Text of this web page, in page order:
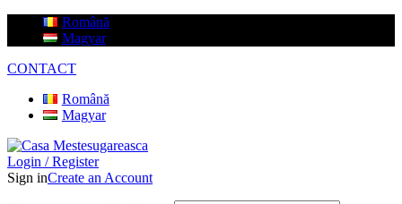
Română
Magyar
CONTACT
Română
Magyar
Login / Register
Sign inCreate an Account